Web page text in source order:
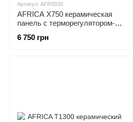
Артикул: AFR0030
AFRICA X750 керамическая
панель с терморегулятором-
6 750 грн